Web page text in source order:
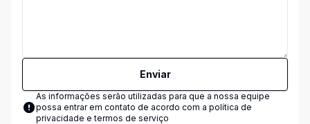
Enviar
As informações serão utilizadas para que a nossa equipe
possa entrar em contato de acordo com a política de
privacidade e termos de serviço